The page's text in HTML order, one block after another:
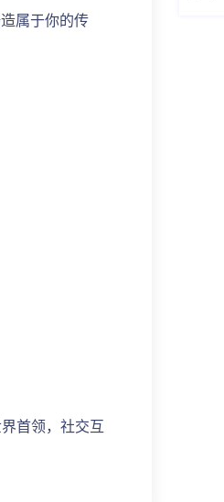
属于你的传
首领，社交互